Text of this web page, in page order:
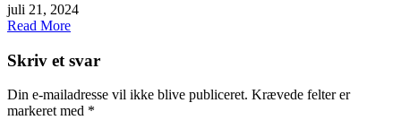
juli 21, 2024
Read More
Skriv et svar
Din e-mailadresse vil ikke blive publiceret. Krævede felter er
markeret med *